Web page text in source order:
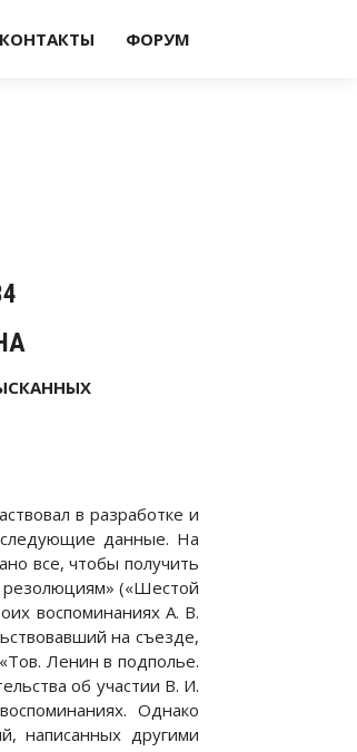
КОНТАКТЫ ФОРУМ
в разработке и
следующие данные. На
все, чтобы получить
(«Шестой
воспоминаниях А. В.
на съезде,
Ленин в подполье.
об участии В. И.
Однако
написанных другими